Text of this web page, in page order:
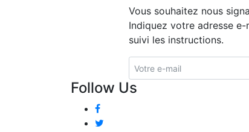
Vous souhaitez nous
Indiquez votre adresse
suivi les instructions.
Follow Us